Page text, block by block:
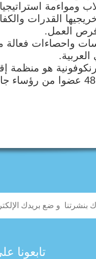
القدرات
العمل.
واحصاءات
تابعونا